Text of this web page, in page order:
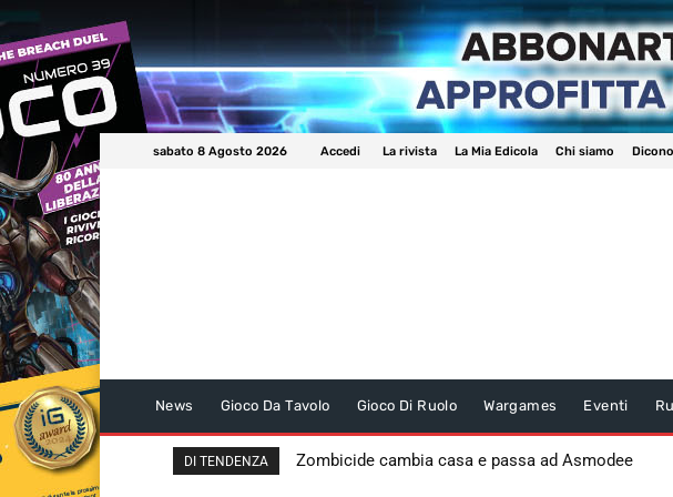
sabato 8 Agosto 2026 Accedi La rivista La Mia Edicola Chi siamo
News Gioco Da Tavolo Gioco Di Ruolo Wargames Eventi
DI TENDENZA Zombicide cambia casa e passa ad Asmodee